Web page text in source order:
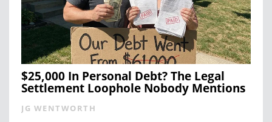
$25,000 In Personal Debt? The Legal
Settlement Loophole Nobody Mentions
JG WENTWORTH